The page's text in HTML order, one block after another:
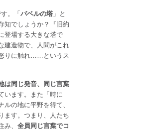
は
。「 バベルの塔 」と
知でしょうか？『旧約
登場する大きな塔で
建造物で、人間がこれ
りに触れ……というス
は同じ発音、同じ言葉
います。また「時に
ルの地に平野を得て、
ます。つまり、人たち
み、 全員同じ言葉でコ